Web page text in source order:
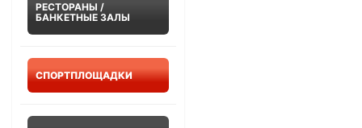
РЕСТОРАНЫ /
БАНКЕТНЫЕ ЗАЛЫ
СПОРТПЛОЩАДКИ